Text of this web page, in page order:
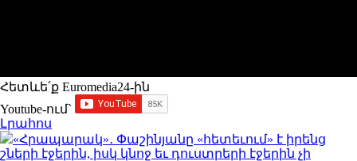
Հետևե՛ք Euromedia24-ին
Youtube-ում`
Լրահոս
«Հրապարակ»․ Փաշինյանը «հետեւում» է իրենց
շների էջերին, իսկ կնոջ եւ դուստրերի էջերին չի